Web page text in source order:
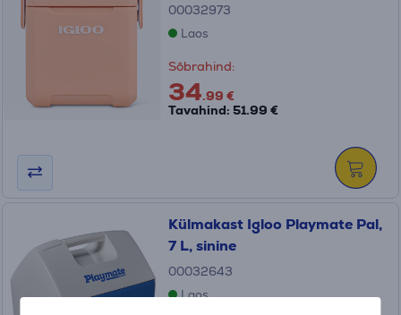
00032973
Laos
Sõbrahind:
34.99 €
Tavahind: 51.99 €
Külmakast Igloo Playmate Pal,
7 L, sinine
00032643
Laos